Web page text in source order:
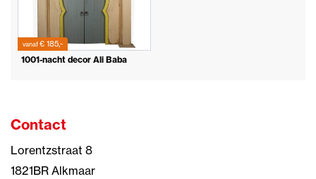
vanaf€ 185,-
1001-nacht decor Ali Baba
Contact
Lorentzstraat 8
1821BR Alkmaar